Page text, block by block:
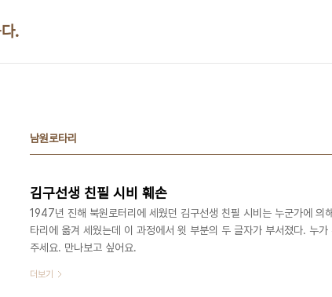
.
남원로타리
김구선생 친필 시비 훼손
1947년 진해 북원로터리에 세웠던 김구선생 친필 시비는 누군가에 의
타리에 옮겨 세웠는데 이 과정에서 윗 부분의 두 글자가 부서졌다. 누가
주세요. 만나보고 싶어요. ​​​
더보기